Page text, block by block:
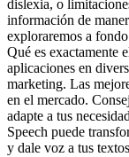
dislexia, o
información de
exploraremos a
Qué es exactamente
aplicaciones en
marketing. Las
en el mercado.
adapte a tus
Speech puede
y dale voz a tus